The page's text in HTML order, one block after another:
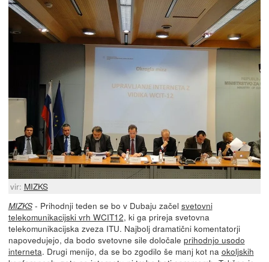
vir: MIZKS
MIZKS- Prihodnji teden se bo v Dubaju začel svetovni
telekomunikacijski vrh WCIT12, ki ga prireja svetovna
telekomunikacijska zveza ITU. Najbolj dramatični komentatorji
napovedujejo, da bodo svetovne sile določale prihodnjo usodo
interneta. Drugi menijo, da se bo zgodilo še manj kot na okoljskih